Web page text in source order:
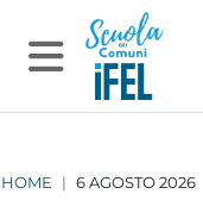
Vai al contenuto
Pannello laterale
HOME 6 AGOSTO 2026